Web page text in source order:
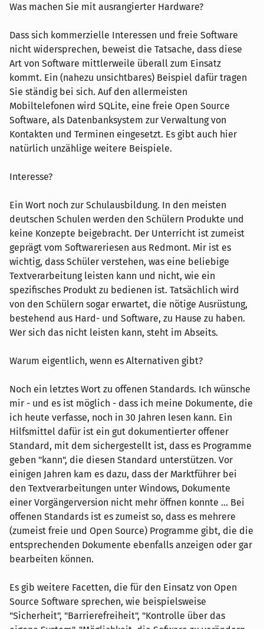
Was machen Sie mit ausrangierter Hardware?
Dass sich kommerzielle Interessen und freie Software
nicht widersprechen, beweist die Tatsache, dass diese
Art von Software mittlerweile überall zum Einsatz
kommt. Ein (nahezu unsichtbares) Beispiel dafür tragen
Sie ständig bei sich. Auf den allermeisten
Mobiltelefonen wird SQLite, eine freie Open Source
Software, als Datenbanksystem zur Verwaltung von
Kontakten und Terminen eingesetzt. Es gibt auch hier
natürlich unzählige weitere Beispiele.
Interesse?
Ein Wort noch zur Schulausbildung. In den meisten
deutschen Schulen werden den Schülern Produkte und
keine Konzepte beigebracht. Der Unterricht ist zumeist
geprägt vom Softwareriesen aus Redmont. Mir ist es
wichtig, dass Schüler verstehen, was eine beliebige
Textverarbeitung leisten kann und nicht, wie ein
spezifisches Produkt zu bedienen ist. Tatsächlich wird
von den Schülern sogar erwartet, die nötige Ausrüstung,
bestehend aus Hard- und Software, zu Hause zu haben.
Wer sich das nicht leisten kann, steht im Abseits.
Warum eigentlich, wenn es Alternativen gibt?
Noch ein letztes Wort zu offenen Standards. Ich wünsche
mir - und es ist möglich - dass ich meine Dokumente, die
ich heute verfasse, noch in 30 Jahren lesen kann. Ein
Hilfsmittel dafür ist ein gut dokumentierter offener
Standard, mit dem sichergestellt ist, dass es Programme
geben "kann", die diesen Standard unterstützen. Vor
einigen Jahren kam es dazu, dass der Marktführer bei
den Textverarbeitungen unter Windows, Dokumente
einer Vorgängerversion nicht mehr öffnen konnte ... Bei
offenen Standards ist es zumeist so, dass es mehrere
(zumeist freie und Open Source) Programme gibt, die die
entsprechenden Dokumente ebenfalls anzeigen oder gar
bearbeiten können.
Es gib weitere Facetten, die für den Einsatz von Open
Source Software sprechen, wie beispielsweise
"Sicherheit", "Barrierefreiheit", "Kontrolle über das